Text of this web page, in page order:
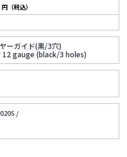
ーガイド(黒/3穴)
gauge (black/3 holes)
円（税込）
/